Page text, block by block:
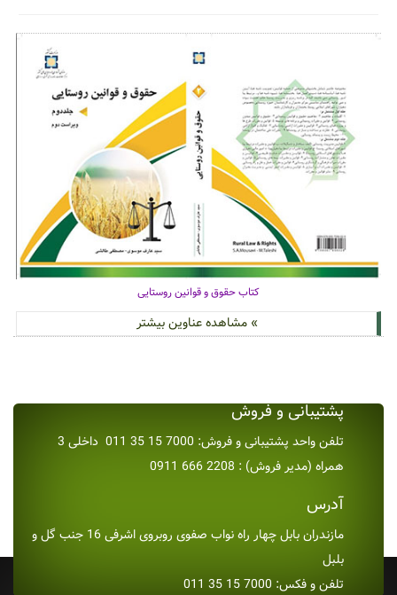
کتاب حقوق و قوانین روستایی
» مشاهده عناوین بیشتر
پشتیبانی و فروش
تلفن واحد پشتیبانی و فروش: 7000 15 35 011 داخلی 3
همراه (مدیر فروش) : 2208 666 0911
آدرس
مازندران بابل چهار راه نواب صفوی روبروی اشرفی 16 جنب گل و
بلبل
تلفن و فکس: 7000 15 35 011